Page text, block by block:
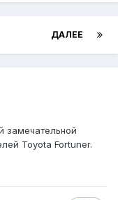
ДАЛЕЕ
замечательной
Toyota Fortuner.